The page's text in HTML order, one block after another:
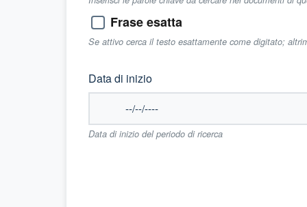
Frase esatta
Se attivo cerca il testo esattamente come digitato;
Data di inizio
Data di inizio del periodo di ricerca